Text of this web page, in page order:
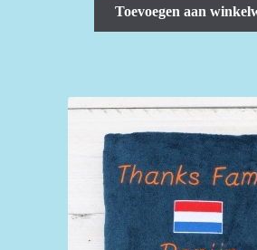
Toevoegen aan